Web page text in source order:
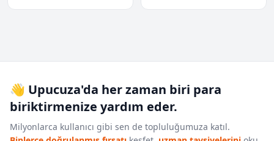
👋 Upucuza'da her zaman biri para
biriktirmenize yardım eder.
Milyonlarca kullanıcı gibi sen de topluluğumuza katıl.